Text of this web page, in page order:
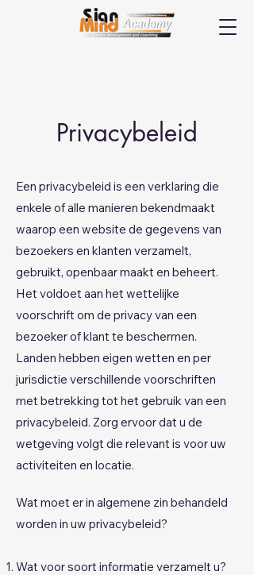
Privacybeleid
Een privacybeleid is een verklaring die
enkele of alle manieren bekendmaakt
waarop een website de gegevens van
bezoekers en klanten verzamelt,
gebruikt, openbaar maakt en beheert.
Het voldoet aan het wettelijke
voorschrift om de privacy van een
bezoeker of klant te beschermen.
Landen hebben eigen wetten en per
jurisdictie verschillende voorschriften
met betrekking tot het gebruik van een
privacybeleid. Zorg ervoor dat u de
wetgeving volgt die relevant is voor uw
activiteiten en locatie.
Wat moet er in algemene zin behandeld
worden in uw privacybeleid?
Wat voor soort informatie verzamelt u?